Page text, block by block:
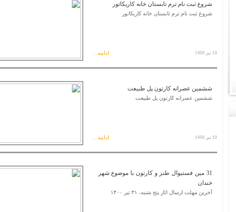
شروع ثبت نام ترم تابستان خانه کاریکاتور
شروع ثبت نام ترم تابستان خانه کاریکاتور
10 تیر 1400 ادامه...
ششمین عصرانه کارتون پل طبیعت
ششمین عصرانه کارتون پل طبیعت
10 تیر 1400 ادامه...
31 مین فستیوال طنز و کارتون با موضوع شهر
خندان
آخرین مهلت ارسال اثار پنج شنبه، ۳۱ تیر ۱۴۰۰